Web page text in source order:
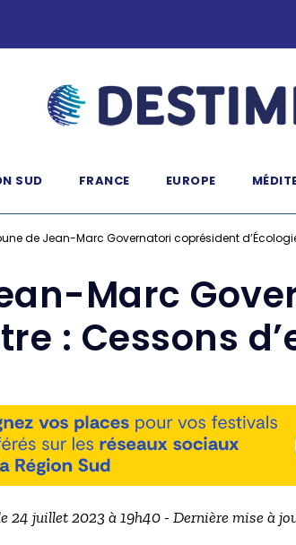
SUD FRANCE EUROPE
de Jean-Marc Governatori coprésident
Marc
: Cessons
24 juillet 2023 à 19h40 - Dernière mise à